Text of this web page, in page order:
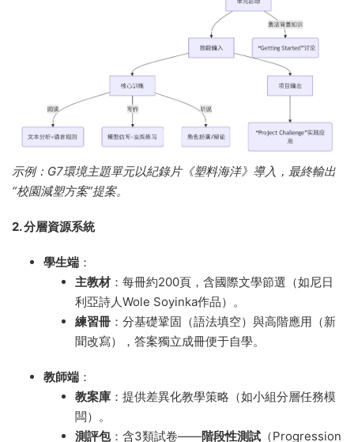
示例：G7環境主題單元以紀錄片《塑料海洋》導入，最終輸出
“校園減塑方案”提案。
2. 分層資源系統
學生端 ​：
主教材​：每冊約200頁，含國際文學節選（如尼日
利亞詩人Wole Soyinka作品）。
練習冊 ​：分基礎鞏固（語法填空）與高階應用（新
聞改寫），答案獨立成冊便于自學。
教師端 ​：
教案庫 ​：提供差異化教學策略（如小組分層任務模
闆）。
測評包​：含3類試卷——階段性測試 ​（Progression